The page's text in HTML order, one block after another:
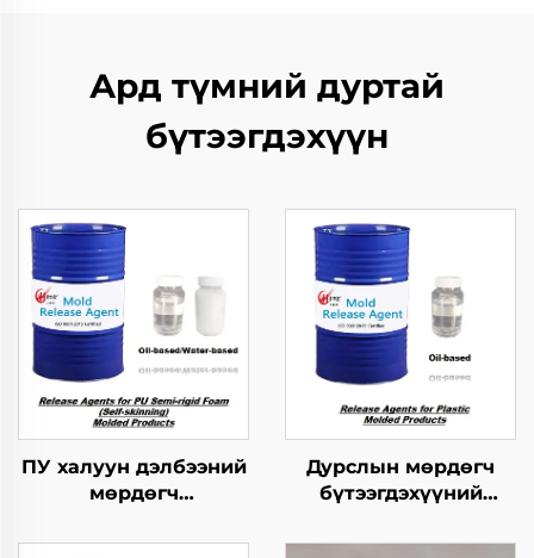
Ард түмний дуртай
бүтээгдэхүүн
ПУ халуун дэлбээний
мөрдөгч
хэрэгсэл
Дурслын мөрдөгч
бүтээгдэхүүний